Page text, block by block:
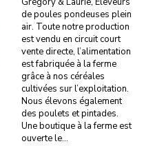
de poules pondeuses plein
air. Toute notre production
est vendu en circuit court
vente directe, l’alimentation
est fabriquée à la ferme
grâce à nos céréales
cultivées sur l’exploitation.
Nous élevons également
des poulets et pintades.
Une boutique à la ferme est
ouverte le...